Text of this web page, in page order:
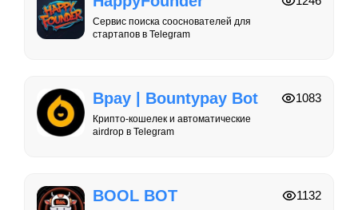
Сервис поиска сооснователей для
стартапов в Telegram
Bpay | Bountypay Bot
Крипто-кошелек и автоматические
airdrop в Telegram
1083
BOOL BOT 1132